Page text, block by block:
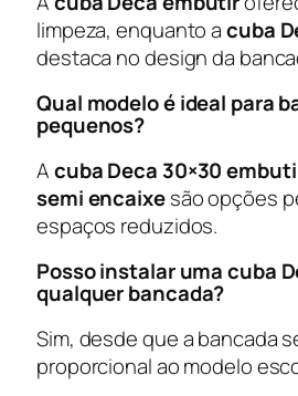
limpeza, enquanto acuba
destaca no design da
Qual modelo é ideal para
pequenos?
Acuba Deca 30×30
semi encaixesão opções
espaços reduzidos.
Posso instalar uma cuba
qualquer bancada?
Sim, desde que a bancada
proporcional ao modelo